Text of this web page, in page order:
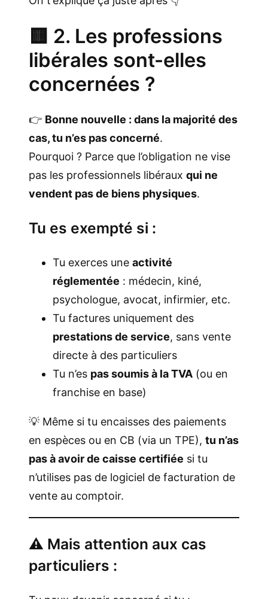
🟨 2. Les professions
libérales sont-elles
concernées ?
👉 Bonne nouvelle : dans la majorité des
cas, tu n’es pas concerné.
Pourquoi ? Parce que l’obligation ne vise
pas les professionnels libéraux qui ne
vendent pas de biens physiques.
Tu es exempté si :
Tu exerces une activité
réglementée : médecin, kiné,
psychologue, avocat, infirmier, etc.
Tu factures uniquement des
prestations de service, sans vente
directe à des particuliers
Tu n’es pas soumis à la TVA (ou en
franchise en base)
💡 Même si tu encaisses des paiements
en espèces ou en CB (via un TPE), tu n’as
pas à avoir de caisse certifiée si tu
n’utilises pas de logiciel de facturation de
vente au comptoir.
⚠️ Mais attention aux cas
particuliers :